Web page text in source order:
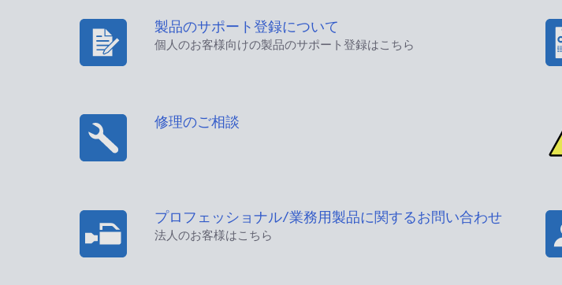
製品のサポート登録について
個人のお客様向けの製品のサポート登録はこちら
修理のご相談
プロフェッショナル/業務用製品に関するお問い合わせ
法人のお客様はこちら